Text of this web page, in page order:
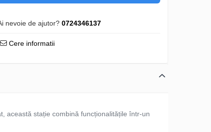
nevoie de ajutor? 0724346137
Cere informatii
această stație combină funcționalitățile într-un